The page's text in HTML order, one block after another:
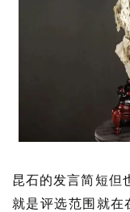
昆石的发言简短但
就是评选范围就在